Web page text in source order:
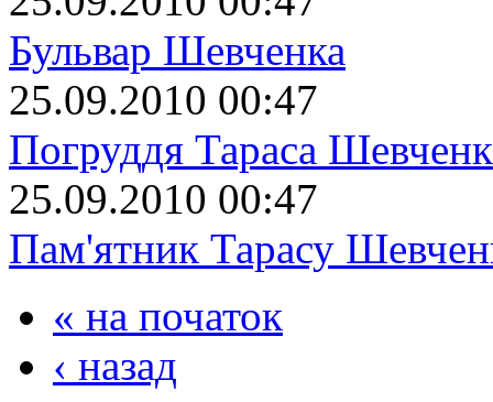
Бульвар Шевченка
25.09.2010 00:47
Погруддя Тараса
25.09.2010 00:47
Пам'ятник Тарасу
« на початок
‹ назад